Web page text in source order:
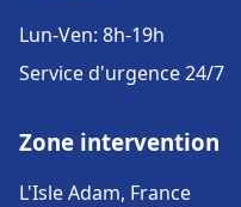
Lun-Ven: 8h-19h
Service d'urgence 24/7
Zone intervention
L'Isle Adam, France